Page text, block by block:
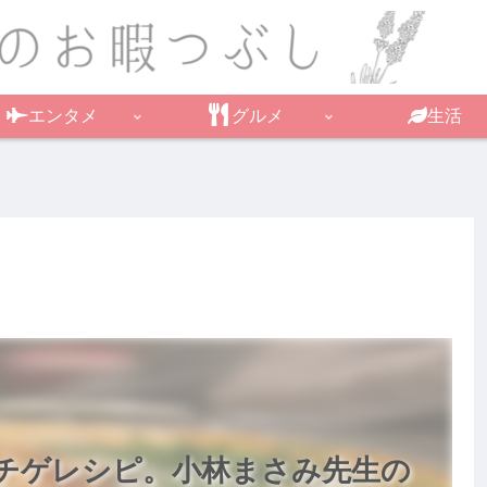
エンタメ グルメ 生活
ゲレシピ。小林まさみ先生の